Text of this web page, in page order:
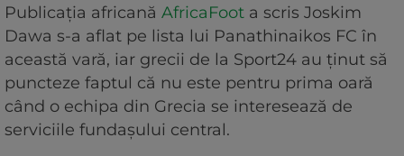
Publicația africană AfricaFoot a scris Joskim
Dawa s-a aflat pe lista lui Panathinaikos FC în
această vară, iar grecii de la Sport24 au ținut să
puncteze faptul că nu este pentru prima oară
când o echipa din Grecia se interesează de
serviciile fundașului central.